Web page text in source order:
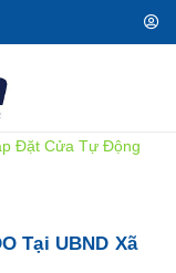
Đặt Cửa Tự Động
Tại UBND Xã